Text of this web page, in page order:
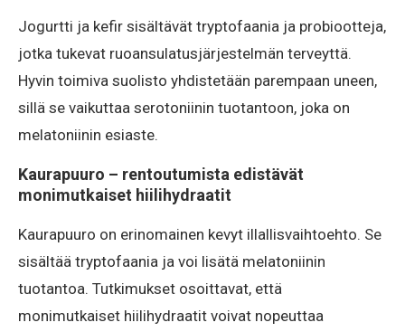
Jogurtti ja kefir sisältävät tryptofaania ja probiootteja,
jotka tukevat ruoansulatusjärjestelmän terveyttä.
Hyvin toimiva suolisto yhdistetään parempaan uneen,
sillä se vaikuttaa serotoniinin tuotantoon, joka on
melatoniinin esiaste.
Kaurapuuro – rentoutumista edistävät
monimutkaiset hiilihydraatit
Kaurapuuro on erinomainen kevyt illallisvaihtoehto. Se
sisältää tryptofaania ja voi lisätä melatoniinin
tuotantoa. Tutkimukset osoittavat, että
monimutkaiset hiilihydraatit voivat nopeuttaa